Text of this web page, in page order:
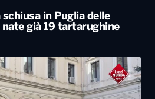
in Puglia delle
già 19 tartarughine